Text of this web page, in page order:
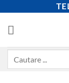
content